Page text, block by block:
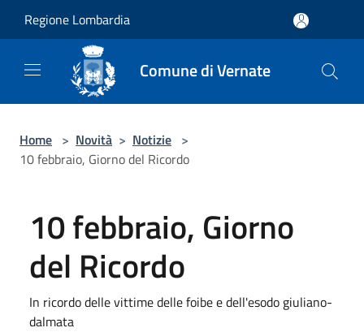
Regione Lombardia
Comune di Vernate
Home > Novità > Notizie >
10 febbraio, Giorno del Ricordo
10 febbraio, Giorno
del Ricordo
In ricordo delle vittime delle foibe e dell'esodo giuliano-
dalmata